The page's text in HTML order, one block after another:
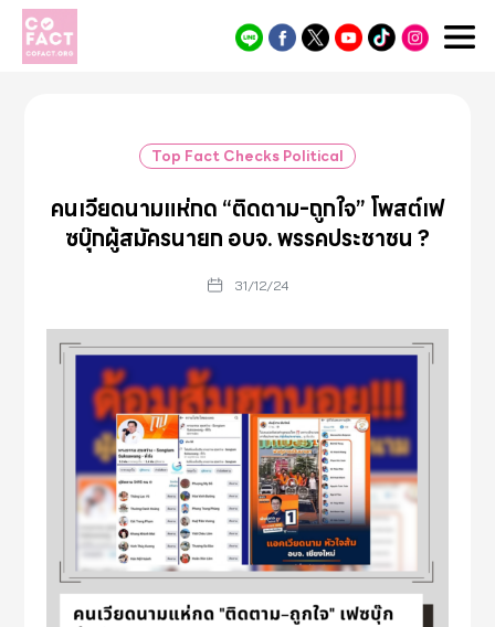
Cofact
Top Fact Checks Political
คนเวียดนามแห่กด “ติดตาม-ถูกใจ” โพสต์เฟ
ซบุ๊กผู้สมัครนายก อบจ. พรรคประชาชน ?
31/12/24